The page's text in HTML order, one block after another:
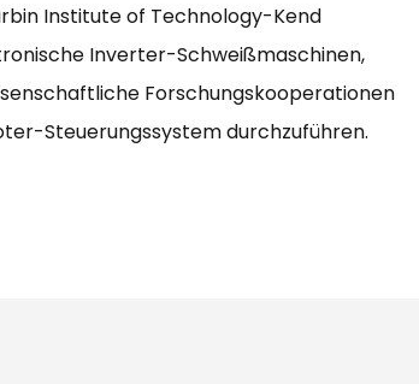
Institute of Technology-Kend
Inverter-Schweißmaschinen,
Forschungskooperationen
Steuerungssystem durchzuführen.